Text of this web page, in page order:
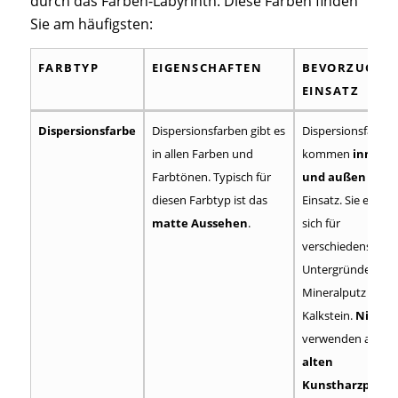
Sie am häufigsten:
FARBTYP EIGENSCHAFTEN
EINSATZ
Dispersionsfarbe
Dispersionsfarben gibt es
in allen Farben und
Farbtönen. Typisch für
diesen Farbtyp ist das
matte Aussehen.
Dispersionsfarben
kommen innen
und außen
Einsatz. Sie eignen
sich für
verschiedenste
Untergründe wie
Mineralputz und
Kalkstein. Nicht
verwenden auf
alten